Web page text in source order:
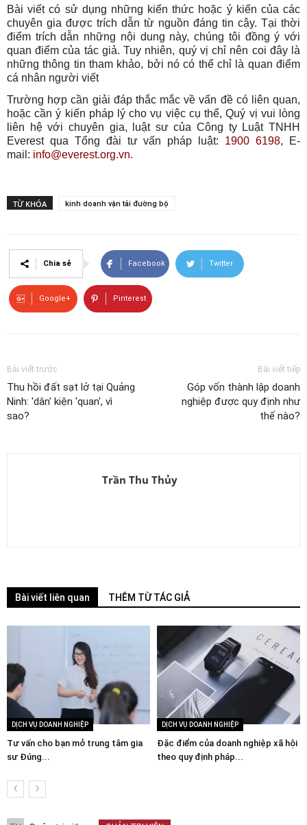
Bài viết có sử dụng những kiến thức hoặc ý kiến của các
chuyên gia được trích dẫn từ nguồn đáng tin cậy. Tại thời
điểm trích dẫn những nội dung này, chúng tôi đồng ý với
quan điểm của tác giả. Tuy nhiên, quý vị chỉ nên coi đây là
những thông tin tham khảo, bởi nó có thể chỉ là quan điểm
cá nhân người viết
Trường hợp cần giải đáp thắc mắc về vấn đề có liên quan,
hoặc cần ý kiến pháp lý cho vụ việc cụ thể, Quý vị vui lòng
liên hệ với chuyên gia, luật sư của Công ty Luật TNHH
Everest qua Tổng đài tư vấn pháp luật: 1900 6198, E-
mail: info@everest.org.vn.
TỪ KHÓA kinh doanh vận tải đường bộ
Chia sẻ Facebook Twitter
Google+ Pinterest
Bài viết trước
Thu hồi đất sạt lở tại Quảng
Ninh: 'dân' kiện 'quan', vì
sao?
Bài viết tiếp
Góp vốn thành lập doanh
nghiệp được quy định như
thế nào?
Trần Thu Thủy
Bài viết liên quan THÊM TỪ TÁC GIẢ
DỊCH VỤ DOANH NGHIỆP
Tư vấn cho bạn mở trung tâm gia
sư Đúng...
DỊCH VỤ DOANH NGHIỆP
Đặc điểm của doanh nghiệp xã hội
theo quy định pháp...
‹ ›